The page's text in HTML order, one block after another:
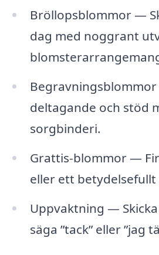
Bröllopsblommor —
dag med noggrant
deltagande och stöd
sorgbinderi.
Grattis-blommor —
eller ett betydelsefullt
Uppvaktning —
säga ”tack” eller ”jag